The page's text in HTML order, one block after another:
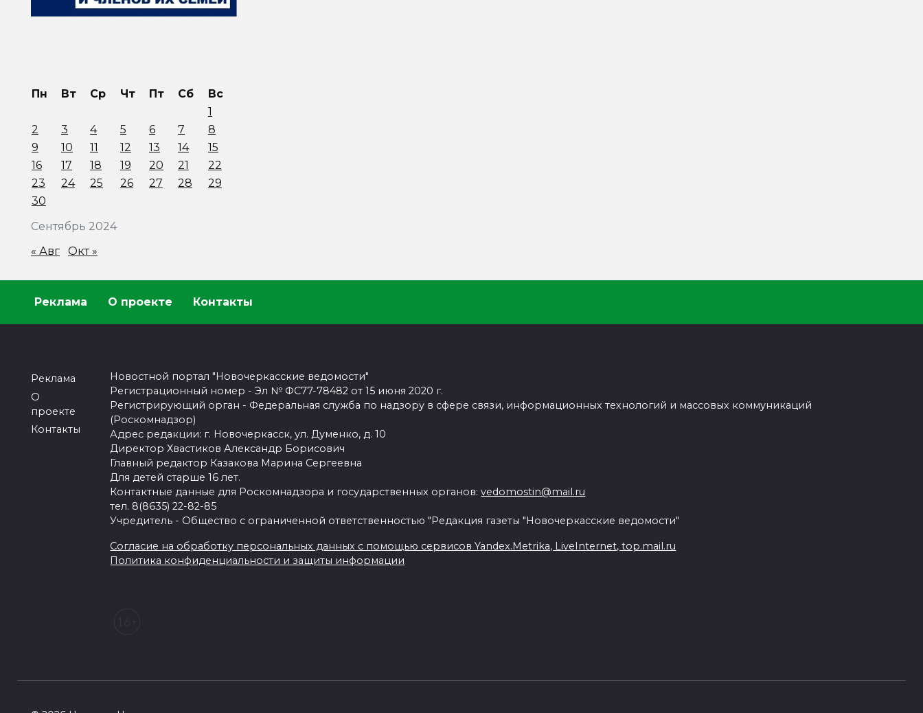
Сентябрь 2024
Пн Вт Ср Чт Пт Сб
Вс
1
2
3 4 5 6 7
8
9
10 11 12 13 14
15
16
17 18 19 20 21
22
23
24 25 26 27 28
29
30
« Авг Окт »
Реклама О проекте Контакты
Реклама
О
проекте
Контакты
Новостной портал "Новочеркасские ведомости"
Регистрационный номер - Эл № ФС77-78482 от 15 июня 2020 г.
Регистрирующий орган - Федеральная служба по надзору в сфере связи, информационных технологий и массовых коммуникаций
(Роскомнадзор)
Адрес редакции: г. Новочеркасск, ул. Думенко, д. 10
Директор Хвастиков Александр Борисович
Главный редактор Казакова Марина Сергеевна
Для детей старше 16 лет.
Контактные данные для Роскомнадзора и государственных органов:vedomostin@mail.ru
тел. 8(8635) 22-82-85
Учредитель - Общество с ограниченной ответственностью "Редакция газеты "Новочеркасские ведомости"
Согласие на обработку персональных данных с помощью сервисов Yandex.Metrika, LiveInternet, top.mail.ru
Политика конфиденциальности и защиты информации